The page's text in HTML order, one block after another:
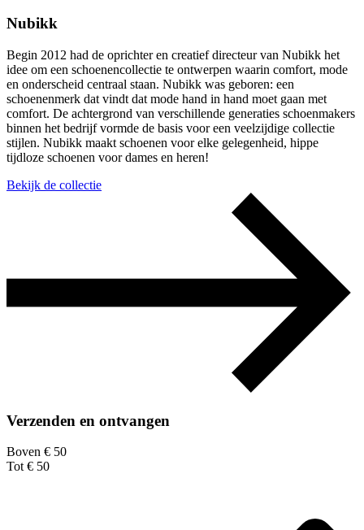
Nubikk
Begin 2012 had de oprichter en creatief directeur van Nubikk het
idee om een ​​schoenencollectie te ontwerpen waarin comfort, mode
en onderscheid centraal staan. Nubikk was geboren: een
schoenenmerk dat vindt dat mode hand in hand moet gaan met
comfort. De achtergrond van verschillende generaties schoenmakers
binnen het bedrijf vormde de basis voor een veelzijdige collectie
stijlen. Nubikk maakt schoenen voor elke gelegenheid, hippe
tijdloze schoenen voor dames en heren!
Bekijk de collectie
Verzenden en ontvangen
Boven € 50
Tot € 50